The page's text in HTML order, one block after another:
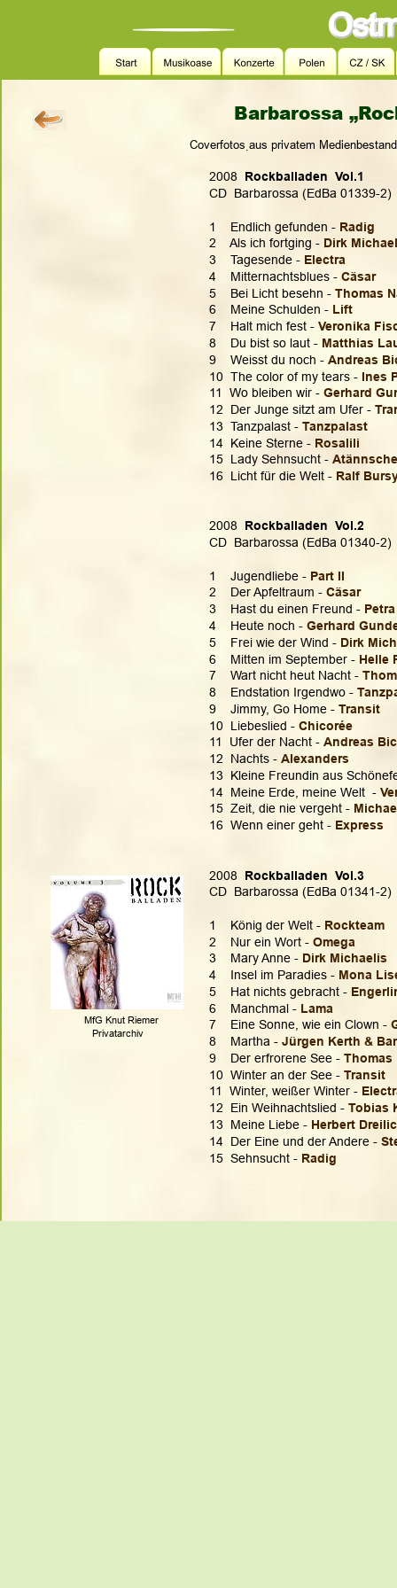
Barbarossa
.
Coverfotos aus privatem
2008 Rockballaden  Vol.1
CD  Barbarossa (EdBa 01339-2)
1    Endlich gefunden - Radig
2    Als ich fortging - Dirk
3    Tagesende - Electra
4    Mitternachtsblues - Cäsar
5    Bei Licht besehn - Thomas
6    Meine Schulden - Lift
7    Halt mich fest - Veronika
8    Du bist so laut - Matthias
9    Weisst du noch - Andreas
10  The color of my tears - Ines
11  Wo bleiben wir - Gerhard
12  Der Junge sitzt am Ufer -
13  Tanzpalast - Tanzpalast
14  Keine Sterne - Rosalili
15  Lady Sehnsucht -
16  Licht für die Welt - Ralf
2008 Rockballaden  Vol.2
CD  Barbarossa (EdBa 01340-2)
1    Jugendliebe - Part II
2    Der Apfeltraum - Cäsar
3    Hast du einen Freund -
4    Heute noch - Gerhard
5    Frei wie der Wind - Dirk
6    Mitten im September - Helle
7    Wart nicht heut Nacht -
8    Endstation Irgendwo -
9    Jimmy, Go Home - Transit
10  Liebeslied - Chicorée
11  Ufer der Nacht - Andreas
12  Nachts - Alexanders
13  Kleine Freundin aus
14  Meine Erde, meine Welt  -
15  Zeit, die nie vergeht -
16  Wenn einer geht - Express
2008 Rockballaden  Vol.3
CD  Barbarossa (EdBa 01341-2)
1    König der Welt - Rockteam
2    Nur ein Wort - Omega
3    Mary Anne - Dirk Michaelis
4    Insel im Paradies - Mona
5    Hat nichts gebracht -
6    Manchmal - Lama
7    Eine Sonne, wie ein Clown -
8    Martha - Jürgen Kerth &
9    Der erfrorene See -
10  Winter an der See - Transit
11  Winter, weißer Winter -
12  Ein Weihnachtslied - Tobias
13  Meine Liebe - Herbert
14  Der Eine und der Andere -
15  Sehnsucht - Radig
MfG Knut Riemer
   Privatarchiv